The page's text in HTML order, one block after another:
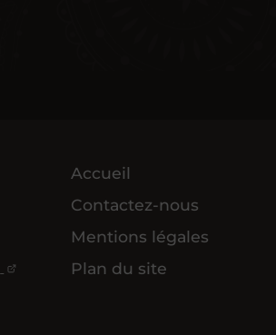
Accueil
Contactez-nous
Mentions légales
Plan du site